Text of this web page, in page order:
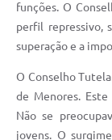
funções. O
perfil repressivo,
superação e a
O Conselho
de Menores.
Não se
jovens. O